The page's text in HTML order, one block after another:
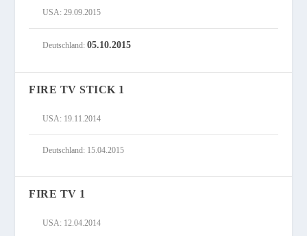
USA: 29.09.2015
Deutschland:05.10.2015
FIRE TV STICK 1
USA: 19.11.2014
Deutschland: 15.04.2015
FIRE TV 1
USA: 12.04.2014